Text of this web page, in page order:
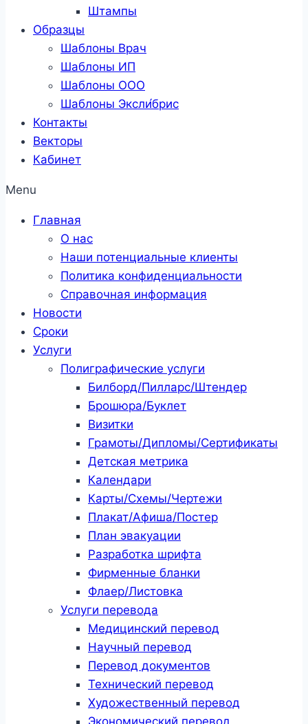
Штампы
Образцы
Шаблоны Врач
Шаблоны ИП
Шаблоны ООО
Шаблоны Эксли́брис
Контакты
Векторы
Кабинет
Menu
Главная
О нас
Наши потенциальные клиенты
Политика конфиденциальности
Справочная информация
Новости
Сроки
Услуги
Полиграфические услуги
Билборд/Пилларс/Штендер
Брошюра/Буклет
Визитки
Грамоты/Дипломы/Сертификаты
Детская метрика
Календари
Карты/Схемы/Чертежи
Плакат/Афиша/Постер
План эвакуации
Разработка шрифта
Фирменные бланки
Флаер/Листовка
Услуги перевода
Медицинский перевод
Научный перевод
Перевод документов
Технический перевод
Художественный перевод
Экономический перевод